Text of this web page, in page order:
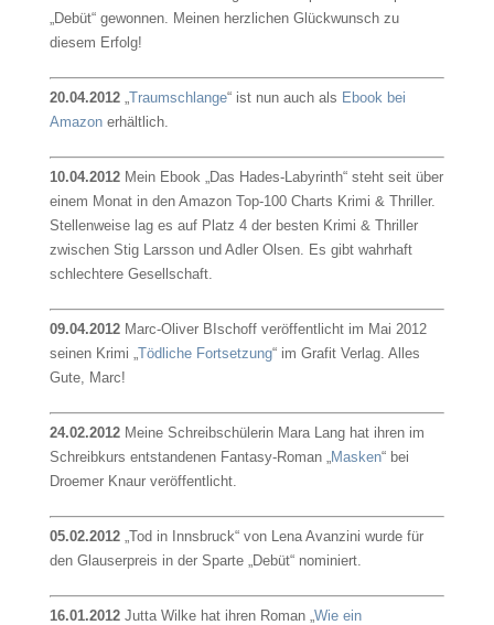
„Debüt“ gewonnen. Meinen herzlichen Glückwunsch zu
diesem Erfolg!
20.04.2012„Traumschlange“ ist nun auch als Ebook bei
Amazonerhältlich.
10.04.2012Mein Ebook „Das Hades-Labyrinth“ steht seit über
einem Monat in den Amazon Top-100 Charts Krimi & Thriller.
Stellenweise lag es auf Platz 4 der besten Krimi & Thriller
zwischen Stig Larsson und Adler Olsen. Es gibt wahrhaft
schlechtere Gesellschaft.
09.04.2012Marc-Oliver BIschoff veröffentlicht im Mai 2012
seinen Krimi „Tödliche Fortsetzung“ im Grafit Verlag. Alles
Gute, Marc!
24.02.2012Meine Schreibschülerin Mara Lang hat ihren im
Schreibkurs entstandenen Fantasy-Roman „Masken“ bei
Droemer Knaur veröffentlicht.
05.02.2012„Tod in Innsbruck“ von Lena Avanzini wurde für
den Glauserpreis in der Sparte „Debüt“ nominiert.
16.01.2012Jutta Wilke hat ihren Roman „Wie ein